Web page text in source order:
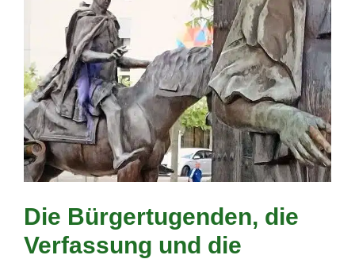
Die Bürgertugenden, die
Verfassung und die